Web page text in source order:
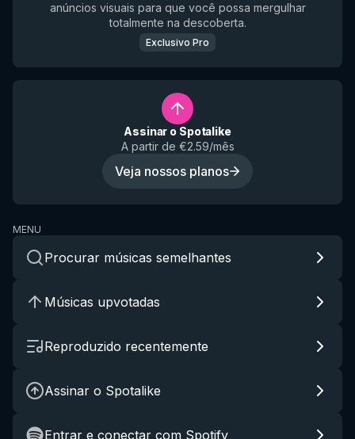
anúncios visuais para que você possa mergulhar
totalmente na descoberta.
Exclusivo Pro
Assinar o Spotalike
A partir de €2.59/mês
Veja nossos planos
MENU
Procurar músicas semelhantes
Músicas upvotadas
Reproduzido recentemente
Assinar o Spotalike
Entrar e conectar com Spotify